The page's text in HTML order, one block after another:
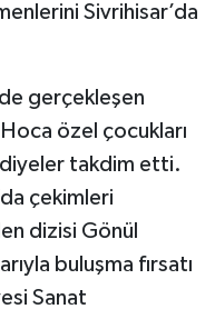
Sivrihisar’da
gerçekleşen
özel çocukları
takdim etti.
çekimleri
dizisi Gönül
buluşma fırsatı
Sanat